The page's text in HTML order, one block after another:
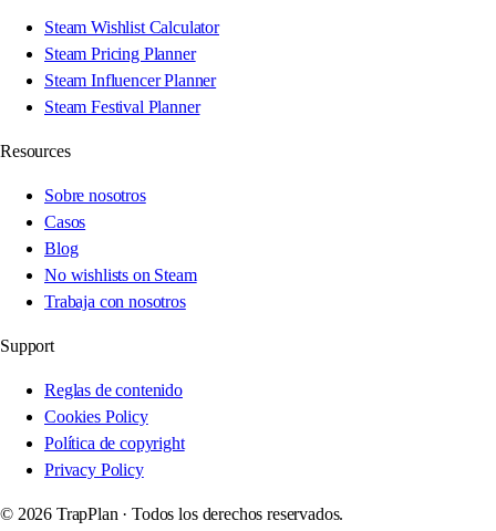
Steam Wishlist Calculator
Steam Pricing Planner
Steam Influencer Planner
Steam Festival Planner
Resources
Sobre nosotros
Casos
Blog
No wishlists on Steam
Trabaja con nosotros
Support
Reglas de contenido
Cookies Policy
Política de copyright
Privacy Policy
© 2026 TrapPlan ·Todos los derechos reservados.